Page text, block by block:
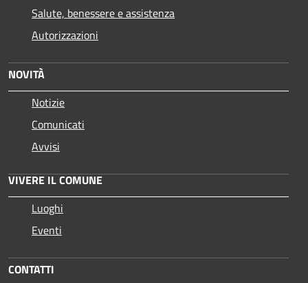
Salute, benessere e assistenza
Autorizzazioni
NOVITÀ
Notizie
Comunicati
Avvisi
VIVERE IL COMUNE
Luoghi
Eventi
CONTATTI